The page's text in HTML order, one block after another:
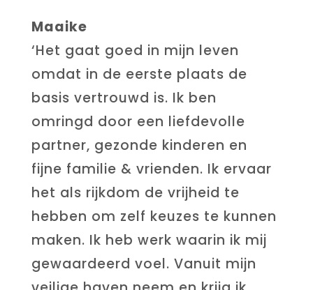
Maaike
‘Het gaat goed in mijn leven
omdat in de eerste plaats de
basis vertrouwd is. Ik ben
omringd door een liefdevolle
partner, gezonde kinderen en
fijne familie & vrienden. Ik ervaar
het als rijkdom de vrijheid te
hebben om zelf keuzes te kunnen
maken. Ik heb werk waarin ik mij
gewaardeerd voel. Vanuit mijn